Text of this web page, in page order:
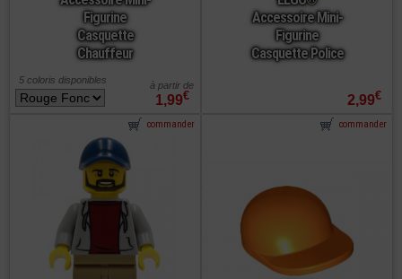
Figurine
Casquette
Chauffeur
1,99€
à partir de
5 coloris disponibles
Accessoire Mini-
Figurine
Casquette Police
2,99€
commander commander